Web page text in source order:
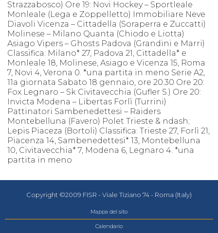
Strazzabosco) Ore 19: Novi Hockey – Sportleale
Monleale (Lega e Zoppelletto) Immobiliare Neve
Diavoli Vicenza – Cittadella (Soraperra e Zuccatti)
Molinese – Milano Quanta (Chiodo e Liotta)
Asiago Vipers – Ghosts Padova (Grandini e Marri)
Classifica: Milano* 27, Padova 21, Cittadella* e
Monleale 18, Molinese, Asiago e Vicenza 15, Roma
7, Novi 4, Verona 0. *una partita in meno Serie A2,
11a giornata Sabato 18 gennaio, ore 20.30 Ore 20:
Fox Legnaro – Sk Civitavecchia (Gufler S.) Ore 20:
Invicta Modena – Libertas Forlì (Turrini)
Pattinatori Sambenedettesi – Raiders
Montebelluna (Favero) Polet Trieste & ndash;
Lepis Piaceza (Bortoli) Classifica: Trieste 27, Forlì 21,
Piacenza 14, Sambenedettesi* 13, Montebelluna
10, Civitavecchia* 7, Modena 6, Legnaro 4. *una
partita in meno
Copyright ©2009 FISR - Viale Tiziano 74 - Roma (Italy)
Mappa del sito
Calendario